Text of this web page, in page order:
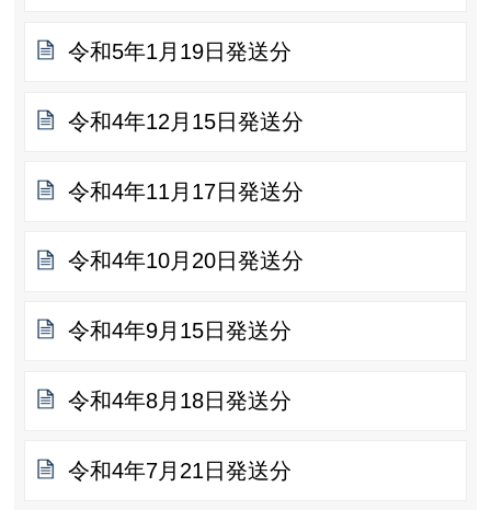
令和5年1月19日発送分
令和4年12月15日発送分
令和4年11月17日発送分
令和4年10月20日発送分
令和4年9月15日発送分
令和4年8月18日発送分
令和4年7月21日発送分